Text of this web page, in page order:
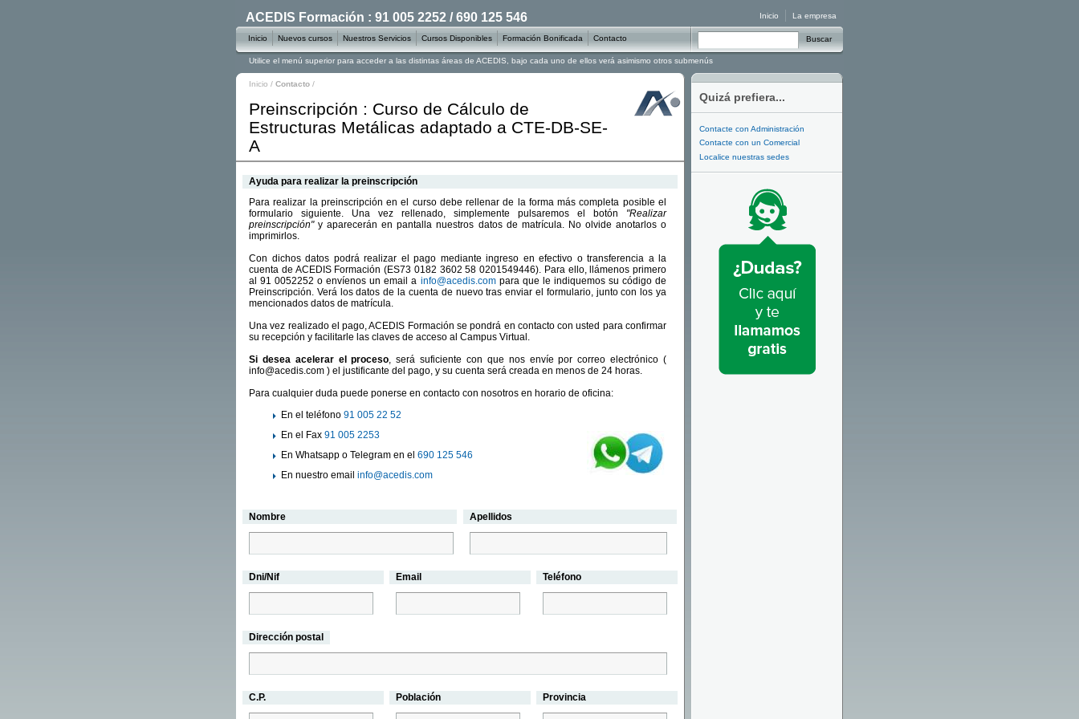
Inicio / Contacto /
Preinscripción : Curso de Cálculo de
Estructuras Metálicas adaptado a CTE-DB-SE-
A
Ayuda para realizar la preinscripción
Para realizar la preinscripción en el curso debe rellenar de la forma más completa posible el
formulario siguiente. Una vez rellenado, simplemente pulsaremos el botón "Realizar
preinscripción"y aparecerán en pantalla nuestros datos de matrícula. No olvide anotarlos o
imprimirlos.
Con dichos datos podrá realizar el pago mediante ingreso en efectivo o transferencia a la
cuenta de ACEDIS Formación (ES73 0182 3602 58 0201549446). Para ello, llámenos primero
al 91 0052252 o envíenos un email a info@acedis.compara que le indiquemos su código de
Preinscripción. Verá los datos de la cuenta de nuevo tras enviar el formulario, junto con los ya
mencionados datos de matrícula.
Una vez realizado el pago, ACEDIS Formación se pondrá en contacto con usted para confirmar
su recepción y facilitarle las claves de acceso al Campus Virtual.
Si desea acelerar el proceso, será suficiente con que nos envíe por correo electrónico (
info@acedis.com ) el justificante del pago, y su cuenta será creada en menos de 24 horas.
Para cualquier duda puede ponerse en contacto con nosotros en horario de oficina:
En el teléfono 91 005 22 52
En el Fax 91 005 2253
En Whatsapp o Telegram en el 690 125 546
En nuestro email info@acedis.com
Nombre Apellidos
Dni/Nif Email Teléfono
Dirección postal
C.P. Población Provincia
Quizá prefiera...
Contacte con Administración
Contacte con un Comercial
Localice nuestras sedes
ACEDIS Formación : 91 005 2252 / 690 125 546 La empresa
Inicio
Inicio Nuevos cursos Nuestros Servicios Cursos Disponibles Formación Bonificada Contacto Buscar
Utilice el menú superior para acceder a las distintas áreas de ACEDIS, bajo cada uno de ellos verá asimismo otros submenús